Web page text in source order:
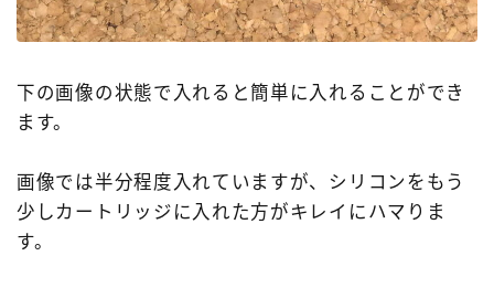
下の画像の状態で入れると簡単に入れることができ
ます。
画像では半分程度入れていますが、シリコンをもう
少しカートリッジに入れた方がキレイにハマりま
す。